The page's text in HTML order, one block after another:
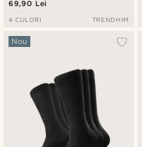
69,90 Lei
4 CULORI TRENDHIM
Nou